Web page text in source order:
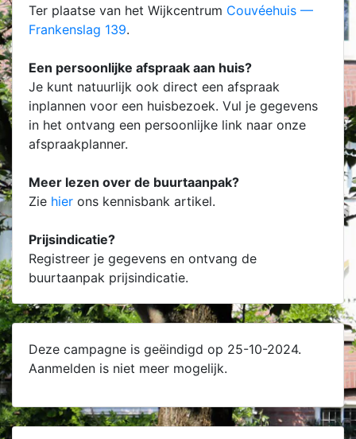
Ter plaatse van het Wijkcentrum Couvéehuis —
Frankenslag 139.
Een persoonlijke afspraak aan huis?
Je kunt natuurlijk ook direct een afspraak
inplannen voor een huisbezoek. Vul je gegevens
in het ontvang een persoonlijke link naar onze
afspraakplanner.
Meer lezen over de buurtaanpak?
Zie hier ons kennisbank artikel.
Prijsindicatie?
Registreer je gegevens en ontvang de
buurtaanpak prijsindicatie.
Deze campagne is geëindigd op 25-10-2024.
Aanmelden is niet meer mogelijk.